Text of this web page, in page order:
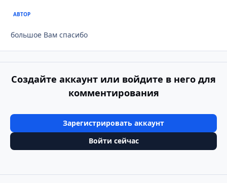
АВТОР
большое Вам спасибо
Создайте аккаунт или войдите в него для
комментирования
Зарегистрировать аккаунт
Войти сейчас